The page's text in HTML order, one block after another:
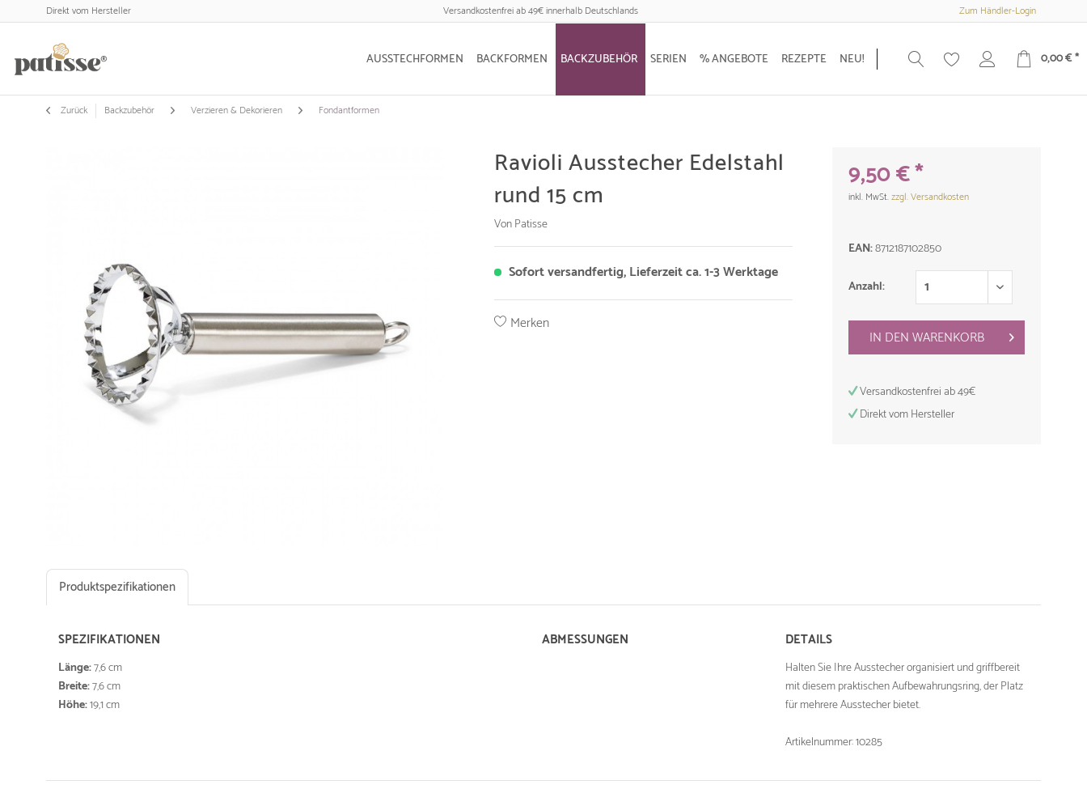
Direkt vom Hersteller Versandkostenfrei ab 49€ innerhalb Deutschlands Zum Händler-Login
AUSSTECHFORMEN BACKFORMEN BACKZUBEHÖR SERIEN % ANGEBOTE REZEPTE NEU! 0,00 € *
Zurück Backzubehör Verzieren & Dekorieren Fondantformen
Ravioli Ausstecher Edelstahl
rund 15 cm
Von Patisse
Sofort versandfertig, Lieferzeit ca. 1-3 Werktage
Merken
9,50 € *
inkl. MwSt.zzgl. Versandkosten
EAN:8712187102850
Anzahl:
IN DENWARENKORB
Versandkostenfrei ab 49€
Direkt vom Hersteller
Produktspezifikationen
SPEZIFIKATIONEN
Länge:7,6 cm
Breite:7,6 cm
Höhe:19,1 cm
ABMESSUNGEN DETAILS
Halten Sie Ihre Ausstecher organisiert und griffbereit
mit diesem praktischen Aufbewahrungsring, der Platz
für mehrere Ausstecher bietet.
Artikelnummer: 10285